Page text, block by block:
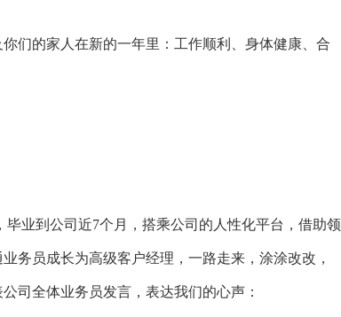
们的家人在新的一年里：工作顺利、身体健康、合
业到公司近7个月，搭乘公司的人性化平台，借助领
务员成长为高级客户经理，一路走来，涂涂改改，
司全体业务员发言，表达我们的心声：